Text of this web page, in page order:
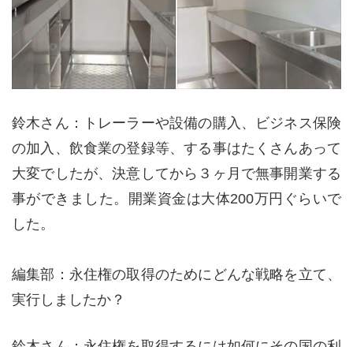
鈴木さん：トレーラーや設備の購入、ビジネス保険
の加入、飲食業の登録等、する事はたくさんあって
大変でしたが、決意してから３ヶ月で無事開業する
事ができました。開業資金は大体200万円ぐらいで
した。
編集部：永住権の取得のためにどんな戦略を立て、
実行しましたか？